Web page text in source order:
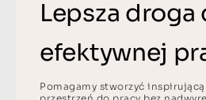
Lepsza droga
efektywnej
Pomagamy stworzyć